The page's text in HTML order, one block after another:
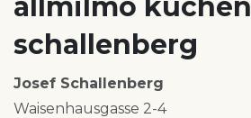
allmilmö küchen
schallenberg
Josef Schallenberg
Waisenhausgasse 2-4